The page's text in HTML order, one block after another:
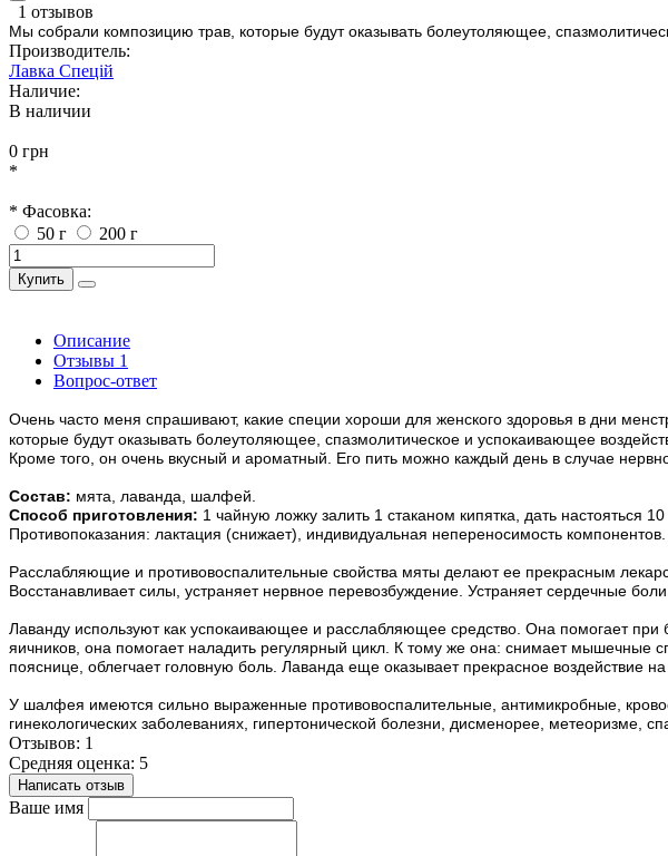
1 отзывов
Мы собрали композицию трав, которые будут оказывать болеутоляющее,
Производитель:
Лавка Спецій
Наличие:
В наличии
0 грн
*
* Фасовка:
50 г
200 г
Купить
Описание
Отзывы 1
Вопрос-ответ
Очень часто меня спрашивают, какие специи хороши для женского здоровья в дни
которые будут оказывать болеутоляющее, спазмолитическое и успокаивающее
Кроме того, он очень вкусный и ароматный. Его пить можно каждый день в случае
Состав: мята, лаванда, шалфей.
Способ приготовления: 1 чайную ложку залить 1 стаканом кипятка, дать настояться
Противопоказания: лактация (снижает), индивидуальная непереносимость компонентов.
Расслабляющие и противовоспалительные свойства мяты делают ее прекрасным
Восстанавливает силы, устраняет нервное перевозбуждение. Устраняет сердечные
Лаванду используют как успокаивающее и расслабляющее средство. Она помогает
яичников, она помогает наладить регулярный цикл. К тому же она: снимает мышечные
пояснице, облегчает головную боль. Лаванда еще оказывает прекрасное воздействие
У шалфея имеются сильно выраженные противовоспалительные, антимикробные,
гинекологических заболеваниях, гипертонической болезни, дисменорее, метеоризме,
Отзывов: 1
Средняя оценка: 5
Написать отзыв
Ваше имя